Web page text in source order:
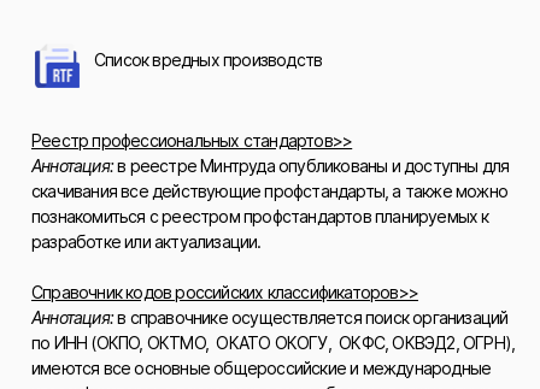
Список вредных производств
Реестр профессиональных стандартов>>
Аннотация:в реестре Минтруда опубликованы и доступны для
скачивания все действующие профстандарты, а также можно
познакомиться с реестром профстандартов планируемых к
разработке или актуализации.
Справочник кодов российских классификаторов>>
Аннотация:в справочнике осуществляется поиск организаций
по ИНН (ОКПО, ОКТМО, ОКАТО ОКОГУ, ОКФС, ОКВЭД2, ОГРН),
имеются все основные общероссийские и международные